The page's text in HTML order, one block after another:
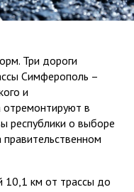
Три дороги
Симферополь –
и
отремонтируют в
республики о выборе
10,1 км от трассы до